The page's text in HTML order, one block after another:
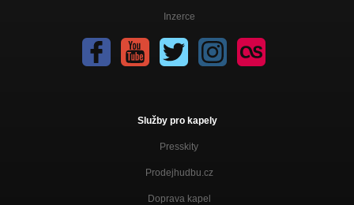
Inzerce
Služby pro kapely
Presskity
Prodejhudbu.cz
Doprava kapel